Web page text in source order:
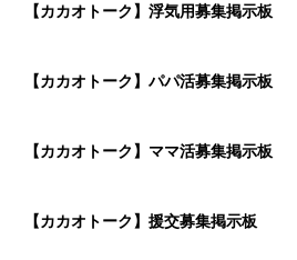
【カカオトーク】浮気用募集掲示板
【カカオトーク】パパ活募集掲示板
【カカオトーク】ママ活募集掲示板
【カカオトーク】援交募集掲示板